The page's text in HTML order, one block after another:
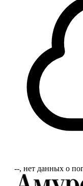
‐‐, нет данных о